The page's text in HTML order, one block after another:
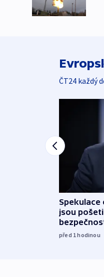
ČT24 každý
Spekulace
jsou
před 1hodinou